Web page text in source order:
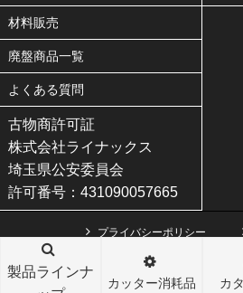
製品ラインナ
カッター消耗品 カ
材料販売
廃盤商品一覧
よくある質問
古物商許可証
株式会社ライナックス
埼玉県公安委員会
許可番号：431090057665
プライバシーポリシー
Copyright(C) LINAX co.,ltd. All